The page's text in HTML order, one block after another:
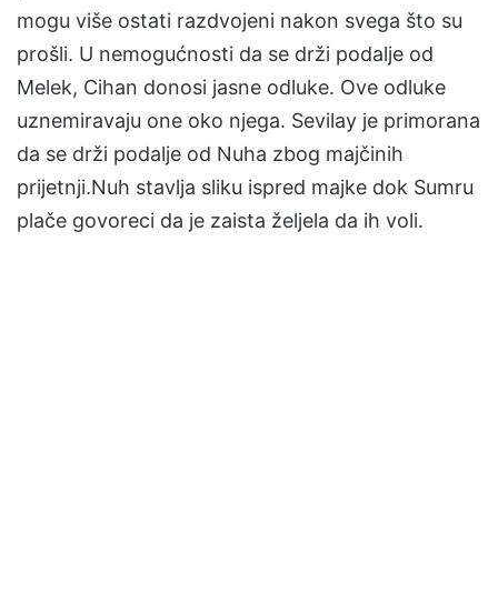
mogu više ostati razdvojeni nakon svega što su
prošli. U nemogućnosti da se drži podalje od
Melek, Cihan donosi jasne odluke. Ove odluke
uznemiravaju one oko njega. Sevilay je primorana
da se drži podalje od Nuha zbog majčinih
prijetnji.Nuh stavlja sliku ispred majke dok Sumru
plače govoreci da je zaista željela da ih voli.